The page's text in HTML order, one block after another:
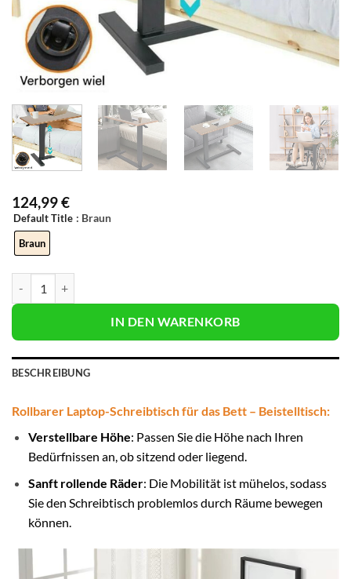
124,99€
Default Title : Braun
Braun
IN DEN WARENKORB
BESCHREIBUNG
Rollbarer Laptop-Schreibtisch für das Bett – Beistelltisch:
Verstellbare Höhe: Passen Sie die Höhe nach Ihren
Bedürfnissen an, ob sitzend oder liegend.
Sanft rollende Räder: Die Mobilität ist mühelos, sodass
Sie den Schreibtisch problemlos durch Räume bewegen
können.